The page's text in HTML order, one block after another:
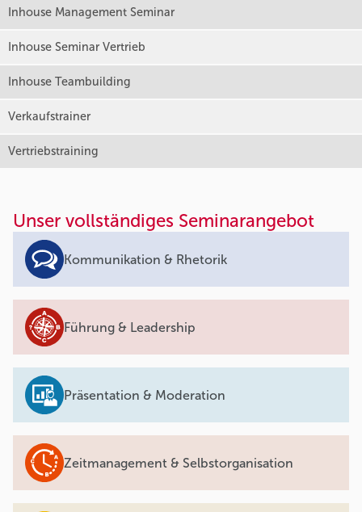
Inhouse Management Seminar
Inhouse Seminar Vertrieb
Inhouse Teambuilding
Verkaufstrainer
Vertriebstraining
Unser vollständiges Seminarangebot
Kommunikation & Rhetorik
Führung & Leadership
Präsentation & Moderation
Zeitmanagement & Selbstorganisation